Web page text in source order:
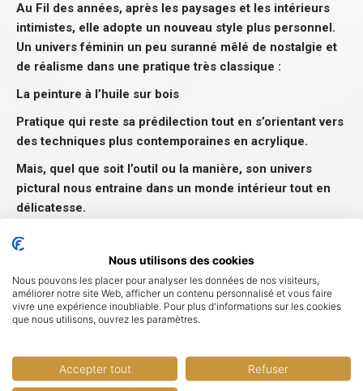
Au Fil des années, après les paysages et les intérieurs
intimistes, elle adopte un nouveau style plus personnel.
Un univers féminin un peu suranné mêlé de nostalgie et
de réalisme dans une pratique très classique :
La peinture à l’huile sur bois
Pratique qui reste sa prédilection tout en s’orientant vers
des techniques plus contemporaines en acrylique.
Mais, quel que soit l’outil ou la manière, son univers
pictural nous entraine dans un monde intérieur tout en
délicatesse.
histoire inachevée, laissant au spectateur le choix de
RETOUR AUX ANIMATIONS
Nous utilisons des cookies
Nous pouvons les placer pour analyser les données de nos visiteurs,
améliorer notre site Web, afficher un contenu personnalisé et vous faire
vivre une expérience inoubliable. Pour plus d'informations sur les cookies
que nous utilisons, ouvrez les paramètres.
Accepter tout Refuser